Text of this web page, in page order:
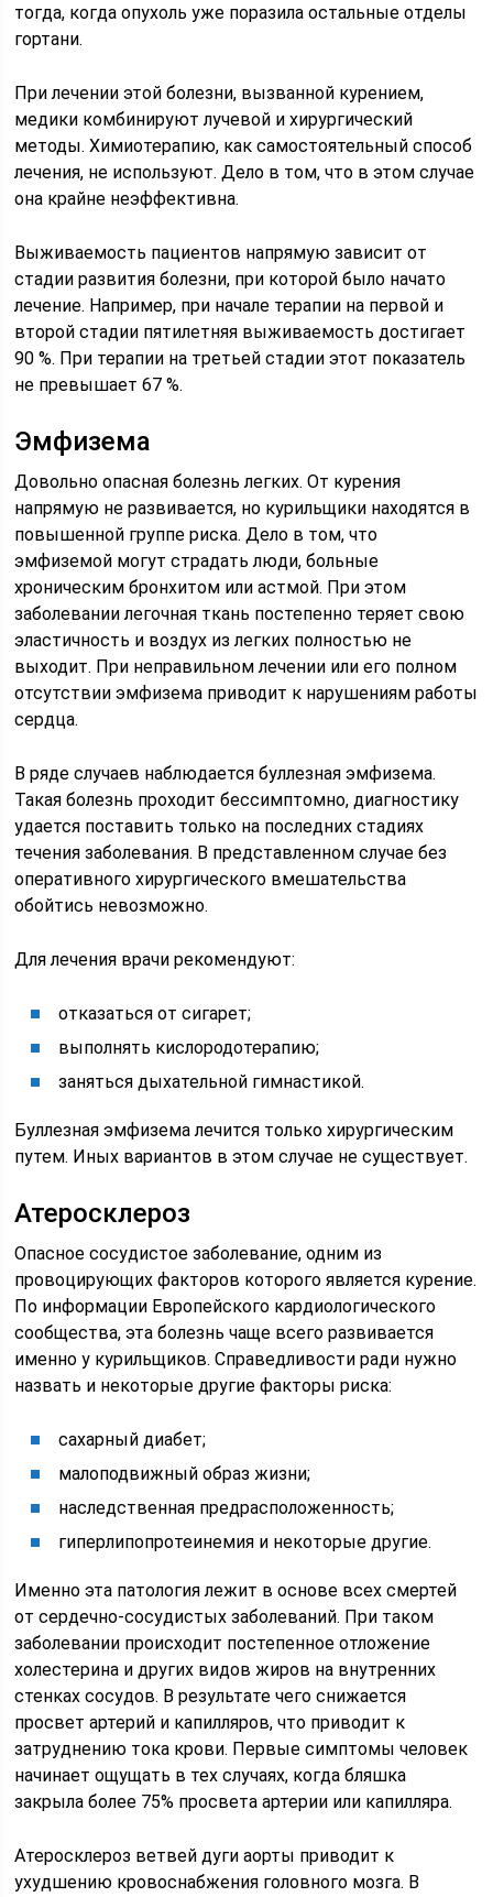
тогда, когда опухоль уже поразила остальные отделы
гортани.
При лечении этой болезни, вызванной курением,
медики комбинируют лучевой и хирургический
методы. Химиотерапию, как самостоятельный способ
лечения, не используют. Дело в том, что в этом случае
она крайне неэффективна.
Выживаемость пациентов напрямую зависит от
стадии развития болезни, при которой было начато
лечение. Например, при начале терапии на первой и
второй стадии пятилетняя выживаемость достигает
90 %. При терапии на третьей стадии этот показатель
не превышает 67 %.
Эмфизема
Довольно опасная болезнь легких. От курения
напрямую не развивается, но курильщики находятся в
повышенной группе риска. Дело в том, что
эмфиземой могут страдать люди, больные
хроническим бронхитом или астмой. При этом
заболевании легочная ткань постепенно теряет свою
эластичность и воздух из легких полностью не
выходит. При неправильном лечении или его полном
отсутствии эмфизема приводит к нарушениям работы
сердца.
В ряде случаев наблюдается буллезная эмфизема.
Такая болезнь проходит бессимптомно, диагностику
удается поставить только на последних стадиях
течения заболевания. В представленном случае без
оперативного хирургического вмешательства
обойтись невозможно.
Для лечения врачи рекомендуют:
отказаться от сигарет;
выполнять кислородотерапию;
заняться дыхательной гимнастикой.
Буллезная эмфизема лечится только хирургическим
путем. Иных вариантов в этом случае не существует.
Атеросклероз
Опасное сосудистое заболевание, одним из
провоцирующих факторов которого является курение.
По информации Европейского кардиологического
сообщества, эта болезнь чаще всего развивается
именно у курильщиков. Справедливости ради нужно
назвать и некоторые другие факторы риска:
сахарный диабет;
малоподвижный образ жизни;
наследственная предрасположенность;
гиперлипопротеинемия и некоторые другие.
Именно эта патология лежит в основе всех смертей
от сердечно-сосудистых заболеваний. При таком
заболевании происходит постепенное отложение
холестерина и других видов жиров на внутренних
стенках сосудов. В результате чего снижается
просвет артерий и капилляров, что приводит к
затруднению тока крови. Первые симптомы человек
начинает ощущать в тех случаях, когда бляшка
закрыла более 75% просвета артерии или капилляра.
Атеросклероз ветвей дуги аорты приводит к
ухудшению кровоснабжения головного мозга. В